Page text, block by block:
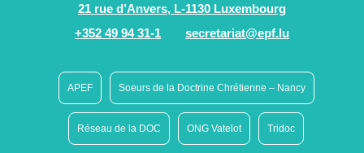
21 rue d’Anvers, L-1130 Luxembourg
+352 49 94 31-1
secretariat@epf.lu
APEF Soeurs de la Doctrine Chrétienne – Nancy
Réseau de la DOC ONG Vatelot Tridoc